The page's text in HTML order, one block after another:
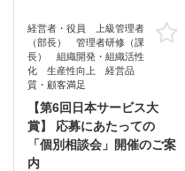
経営者・役員 上級管理者
（部長） 管理者研修（課
長） 組織開発・組織活性
化 生産性向上 経営品
質・顧客満足
【第6回日本サービス大
賞】 応募にあたっての
「個別相談会」開催のご案
内